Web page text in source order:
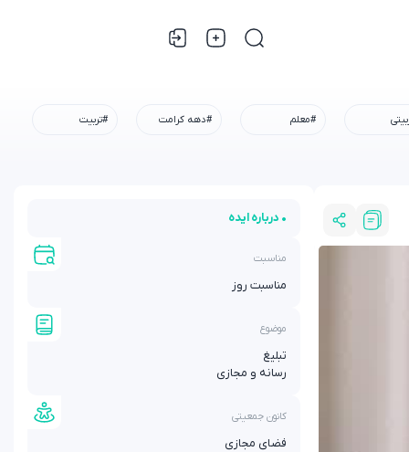
#معلم #دهه کرامت #تربیت
• درباره ایده
مناسبت
مناسبت روز
موضوع
تبلیغ
رسانه و مجازی
کانون جمعیتی
فضای مجازی